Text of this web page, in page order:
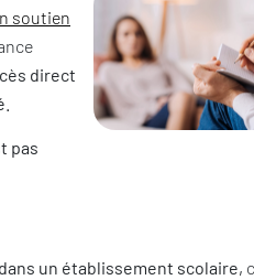
soutien
direct
pas
un établissement scolaire,